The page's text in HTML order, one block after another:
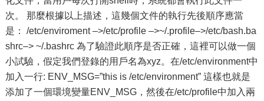
次。 那麼根據以上描述，這幾個文件的執行先後順序應當
是： /etc/enviroment –>/etc/profile –>~/.profile–>/etc/bash.ba
shrc–> ~/.bashrc 為了驗證此順序是否正確，這裡可以做一個
小試驗，假定我們登錄的用戶名為xyz。在/etc/environment中
加入一行: ENV_MSG=”this is /etc/environment” 這樣也就是
添加了一個環境變量ENV_MSG，然後在/etc/profile中加入兩